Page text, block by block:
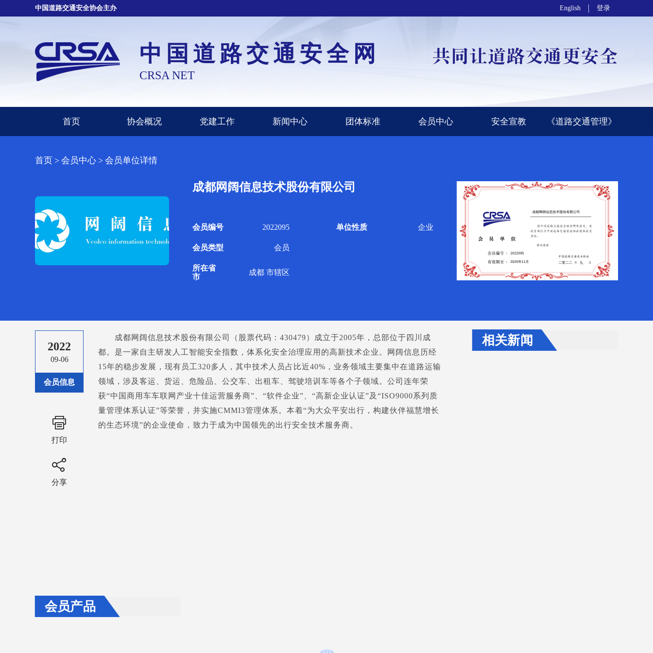
中国道路交通安全协会主办 English 登录
中国道路交通安全网
CRSA NET
首页 协会概况 党建工作 新闻中心 团体标准 会员中心 安全宣教 《道路交通管理》
首页 > 会员中心 > 会员单位详情
成都网阔信息技术股份有限公司
会员编号 2022095 单位性质 企业
会员类型 会员
所在省
市
成都 市辖区
2022
09-06
会员信息
打印
分享
成都网阔信息技术股份有限公司（股票代码：430479）成立于2005年，总部位于四川成
都。是一家自主研发人工智能安全指数，体系化安全治理应用的高新技术企业。网阔信息历经
15年的稳步发展，现有员工320多人，其中技术人员占比近40%，业务领域主要集中在道路运输
领域，涉及客运、货运、危险品、公交车、出租车、驾驶培训车等各个子领域。公司连年荣
获“中国商用车车联网产业十佳运营服务商”、“软件企业”、“高新企业认证”及“ISO9000系列质
量管理体系认证”等荣誉，并实施CMMI3管理体系。本着“为大众平安出行，构建伙伴福慧增长
的生态环境”的企业使命，致力于成为中国领先的出行安全技术服务商。
相关新闻
会员产品